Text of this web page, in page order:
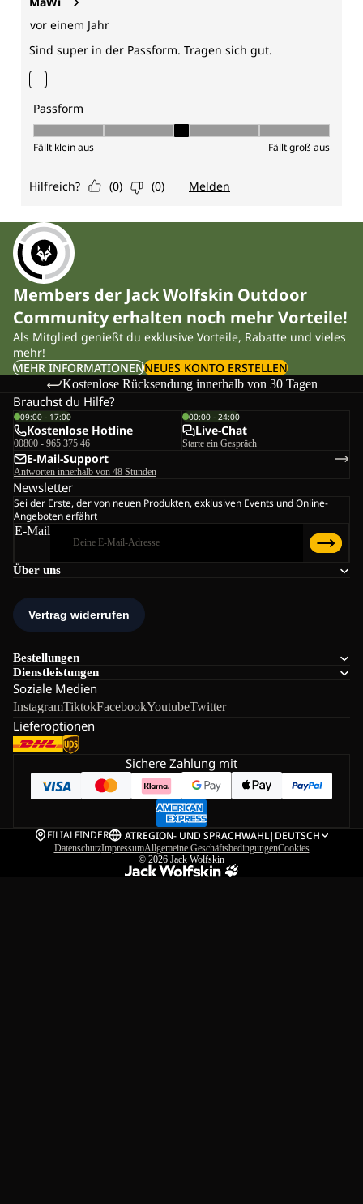
Members der Jack Wolfskin Outdoor
Community erhalten noch mehr Vorteile!
Als Mitglied genießt du exklusive Vorteile, Rabatte und vieles
mehr!
MEHR INFORMATIONENNEUES KONTO ERSTELLEN
Kostenlose Rücksendung innerhalb von 30 Tagen
Über uns
Bestellungen
Dienstleistungen
Soziale Medien
InstagramTiktokFacebookYoutubeTwitter
Lieferoptionen
Brauchst du Hilfe?
09:00 - 17:00
Kostenlose Hotline
00800 - 965 375 46
00:00 - 24:00
Live-Chat
Starte ein Gespräch
E-Mail-Support
Antworten innerhalb von 48 Stunden
Newsletter
Sei der Erste, der von neuen Produkten, exklusiven Events und Online-
Angeboten erfährt
E-Mail
Sichere Zahlung mit
FILIALFINDER ATREGION- UND SPRACHWAHL| DEUTSCH
DatenschutzImpressumAllgemeine GeschäftsbedingungenCookies
© 2026 Jack Wolfskin